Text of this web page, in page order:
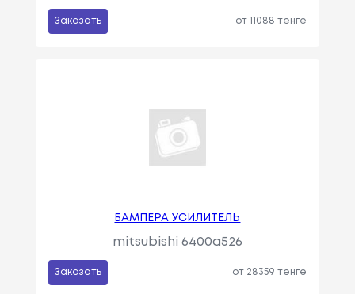
Заказать от 11088 тенге
БАМПЕРА УСИЛИТЕЛЬ
mitsubishi 6400a526
Заказать от 28359 тенге